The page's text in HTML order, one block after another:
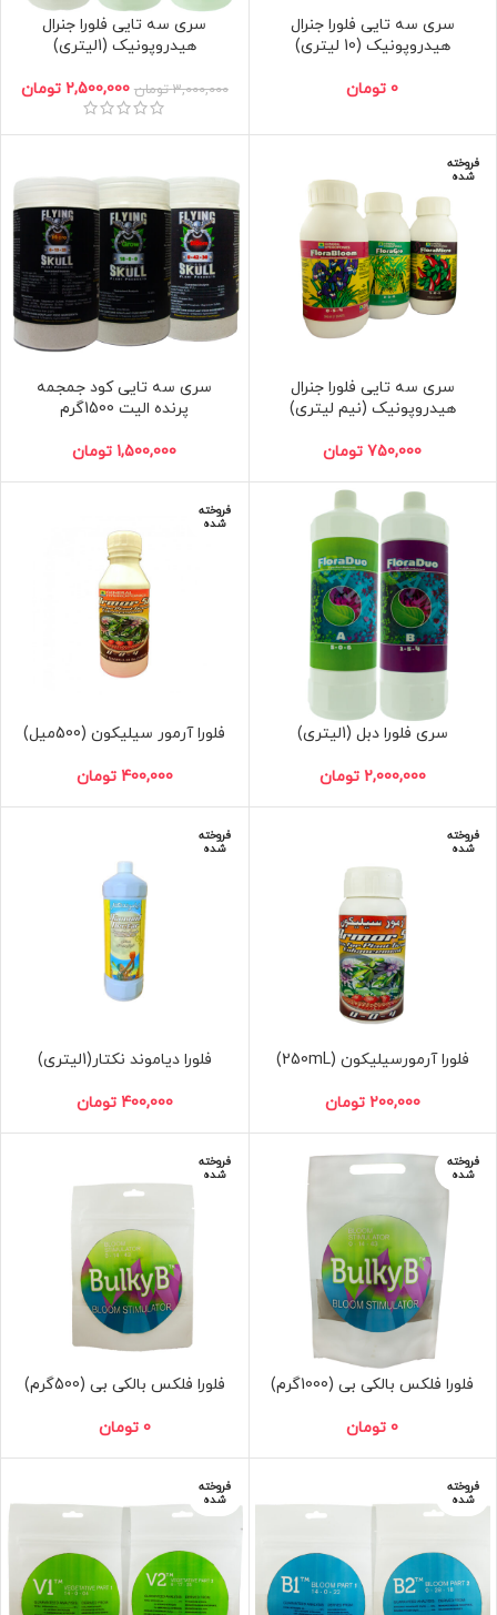
سری سه تایی فلورا جنرال
هیدروپونیک (10 لیتری)
0 تومان
سری سه تایی فلورا جنرال
هیدروپونیک (1لیتری)
3,000,000 تومان 2,500,000 تومان
فروخته
شده
سری سه تایی فلورا جنرال
هیدروپونیک (نیم لیتری)
750,000 تومان
سری سه تایی کود جمجمه
پرنده الیت 1500گرم
1,500,000 تومان
سری فلورا دبل (1لیتری)
2,000,000 تومان
فروخته
شده
فلورا آرمور سیلیکون (500میل)
400,000 تومان
فروخته
شده
فلورا آرمورسیلیکون (250mL)
200,000 تومان
فروخته
شده
فلورا دیاموند نکتار(1لیتری)
400,000 تومان
فروخته
شده
فلورا فلکس بالکی بی (1000گرم)
0 تومان
فروخته
شده
فلورا فلکس بالکی بی (500گرم)
0 تومان
فروخته
شده
فروخته
شده